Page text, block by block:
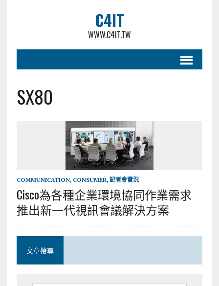
C4IT
WWW.C4IT.TW
SX80
COMMUNICATION, CONSUMER, 記者會實況
Cisco為各種企業環境協同作業需求
推出新一代視訊會議解決方案
文章搜尋